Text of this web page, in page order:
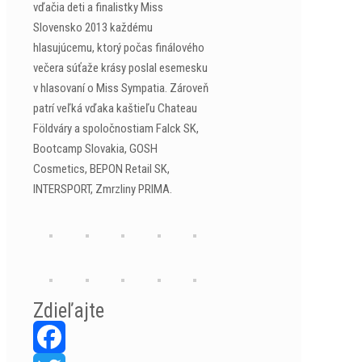
vďačia deti a finalistky Miss
Slovensko 2013 každému
hlasujúcemu, ktorý počas finálového
večera súťaže krásy poslal esemesku
v hlasovaní o Miss Sympatia. Zároveň
patrí veľká vďaka kaštieľu Chateau
Földváry a spoločnostiam Falck SK,
Bootcamp Slovakia, GOSH
Cosmetics, BEPON Retail SK,
INTERSPORT, Zmrzliny PRIMA.
Zdieľajte